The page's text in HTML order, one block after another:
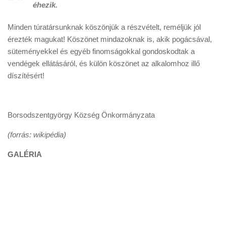
éhezik.
Minden túratársunknak köszönjük a részvételt, reméljük jól
érezték magukat! Köszönet mindazoknak is, akik pogácsával,
süteményekkel és egyéb finomságokkal gondoskodtak a
vendégek ellátásáról, és külön köszönet az alkalomhoz illő
díszítésért!
Borsodszentgyörgy Község Önkormányzata
(forrás: wikipédia)
GALÉRIA